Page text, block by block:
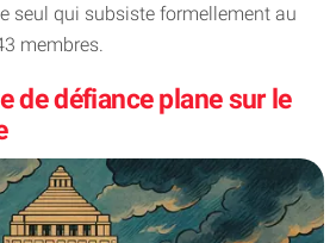
seul qui subsiste formellement au
membres.
de défiance plane sur le